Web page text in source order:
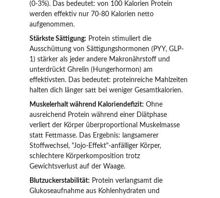
(0-3%). Das bedeutet: von 100 Kalorien Protein
werden effektiv nur 70-80 Kalorien netto
aufgenommen.
Stärkste Sättigung: Protein stimuliert die
Ausschüttung von Sättigungshormonen (PYY, GLP-
1) stärker als jeder andere Makronährstoff und
unterdrückt Ghrelin (Hungerhormon) am
effektivsten. Das bedeutet: proteinreiche Mahlzeiten
halten dich länger satt bei weniger Gesamtkalorien.
Muskelerhalt während Kaloriendefizit: Ohne
ausreichend Protein während einer Diätphase
verliert der Körper überproportional Muskelmasse
statt Fettmasse. Das Ergebnis: langsamerer
Stoffwechsel, "Jojo-Effekt"-anfälliger Körper,
schlechtere Körperkomposition trotz
Gewichtsverlust auf der Waage.
Blutzuckerstabilität: Protein verlangsamt die
Glukoseaufnahme aus Kohlenhydraten und